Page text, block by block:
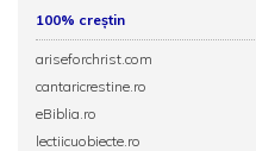
100% creștin
ariseforchrist.com
cantaricrestine.ro
eBiblia.ro
lectiicuobiecte.ro